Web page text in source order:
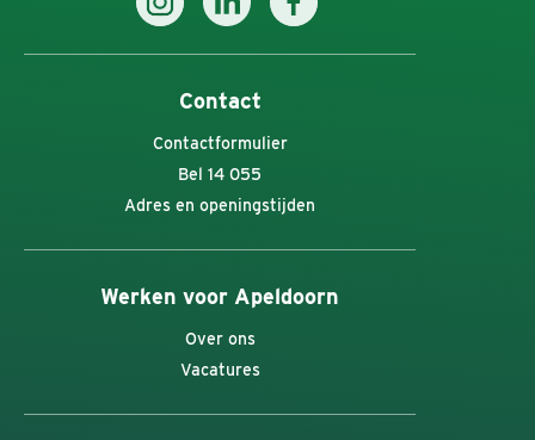
Contact
Contactformulier
Bel 14 055
Adres en openingstijden
Werken voor Apeldoorn
Over ons
Vacatures